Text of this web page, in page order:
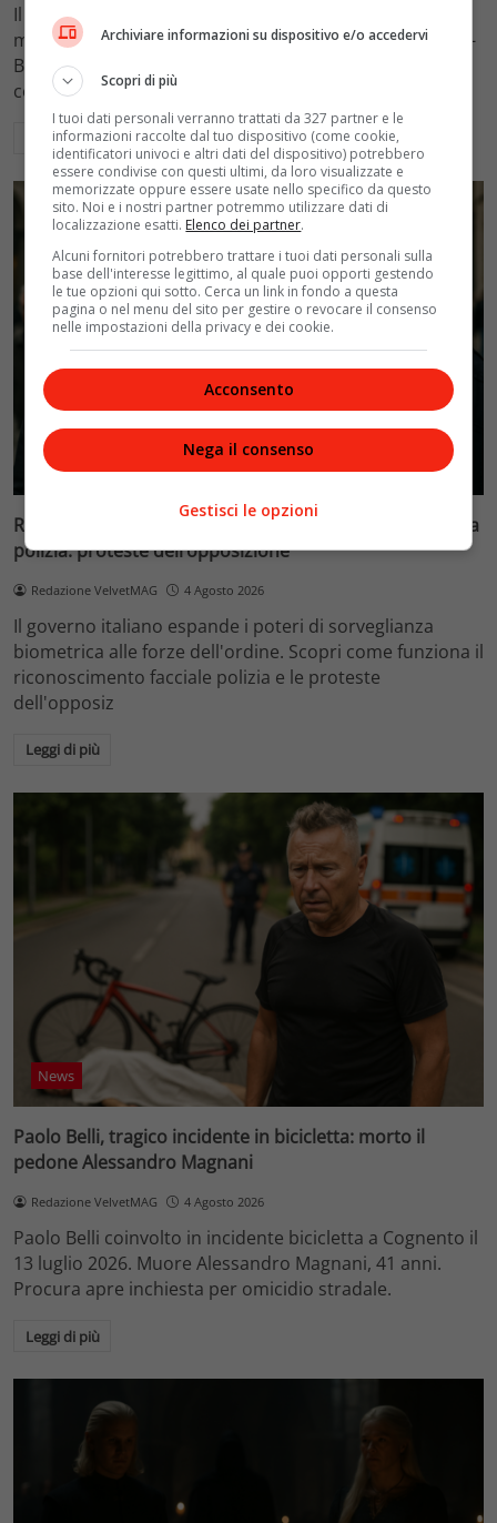
Il Tribunale di Roma ha fissato l'assegno di
mantenimento figli a 10.900 euro mensili nel caso Totti-
Blasi, respingendo la richiesta di 20mila euro della
conduttrice.
Leggi di più
Politica
Riconoscimento facciale, il governo accelera i poteri alla
polizia: proteste dell’opposizione
Redazione VelvetMAG 4 Agosto 2026
Il governo italiano espande i poteri di sorveglianza
biometrica alle forze dell'ordine. Scopri come funziona il
riconoscimento facciale polizia e le proteste
dell'opposiz
Leggi di più
News
Paolo Belli, tragico incidente in bicicletta: morto il
pedone Alessandro Magnani
Redazione VelvetMAG 4 Agosto 2026
Paolo Belli coinvolto in incidente bicicletta a Cognento il
13 luglio 2026. Muore Alessandro Magnani, 41 anni.
Procura apre inchiesta per omicidio stradale.
Leggi di più
Archiviare informazioni su dispositivo e/o accedervi
Scopri di più
I tuoi dati personali verranno trattati da 327 partner e le
informazioni raccolte dal tuo dispositivo (come cookie,
identificatori univoci e altri dati del dispositivo) potrebbero
essere condivise con questi ultimi, da loro visualizzate e
memorizzate oppure essere usate nello specifico da questo
sito. Noi e i nostri partner potremmo utilizzare dati di
localizzazione esatti. Elenco dei partner.
Alcuni fornitori potrebbero trattare i tuoi dati personali sulla
base dell'interesse legittimo, al quale puoi opporti gestendo
le tue opzioni qui sotto. Cerca un link in fondo a questa
pagina o nel menu del sito per gestire o revocare il consenso
nelle impostazioni della privacy e dei cookie.
Acconsento
Nega il consenso
Gestisci le opzioni